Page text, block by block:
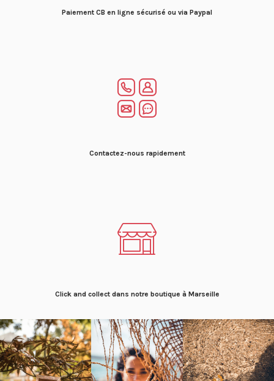
Paiement CB en ligne sécurisé ou via Paypal
Contactez-nous rapidement
Click and collect dans notre boutique à Marseille